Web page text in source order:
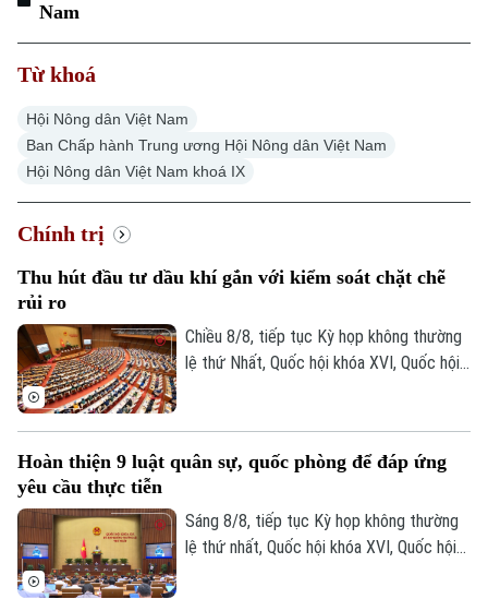
Nam
Từ khoá
Hội Nông dân Việt Nam
Ban Chấp hành Trung ương Hội Nông dân Việt Nam
Hội Nông dân Việt Nam khoá IX
Chính trị
Thu hút đầu tư dầu khí gắn với kiểm soát chặt chẽ
rủi ro
Chiều 8/8, tiếp tục Kỳ họp không thường
lệ thứ Nhất, Quốc hội khóa XVI, Quốc hội
để thu hút đầu tư vào những khu vực có
tăng phân cấp, phân quyền cho Tập đoàn
Công nghiệp Năng lượng Quốc gia Việt
Hoàn thiện 9 luật quân sự, quốc phòng để đáp ứng
yêu cầu thực tiễn
Sáng 8/8, tiếp tục Kỳ họp không thường
lệ thứ nhất, Quốc hội khóa XVI, Quốc hội